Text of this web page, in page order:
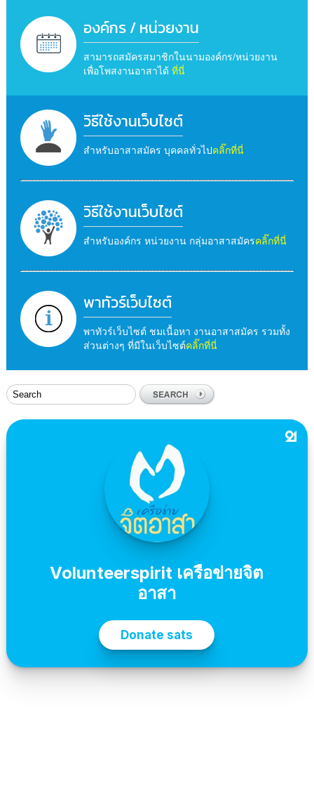
องค์กร / หน่วยงาน
สามารถสมัครสมาชิกในนามองค์กร/หน่วยงาน
เพื่อโพสงานอาสาได้ ที่นี่
วิธีใช้งานเว็บไซต์
สำหรับอาสาสมัคร บุคคลทั่วไปคลิ๊กที่นี่
วิธีใช้งานเว็บไซต์
สำหรับองค์กร หน่วยงาน กลุ่มอาสาสมัครคลิ๊กที่นี่
พาทัวร์เว็บไซต์
พาทัวร์เว็บไซต์ ชมเนื้อหา งานอาสาสมัคร รวมทั้ง
ส่วนต่างๆ ที่มีในเว็บไซต์คลิ๊กที่นี่